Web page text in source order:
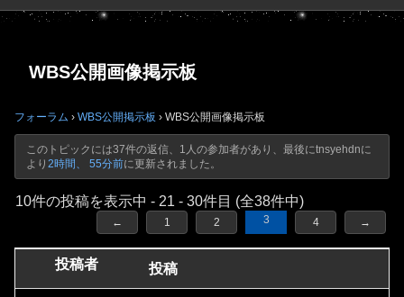
WBS公開画像掲示板
フォーラム › WBS公開掲示板 › WBS公開画像掲示板
このトピックには37件の返信、1人の参加者があり、最後にtnsyehdnに
より 2時間、 55分前に更新されました。
10件の投稿を表示中 - 21 - 30件目 (全38件中)
← 1 2 3 4 →
投稿者 投稿